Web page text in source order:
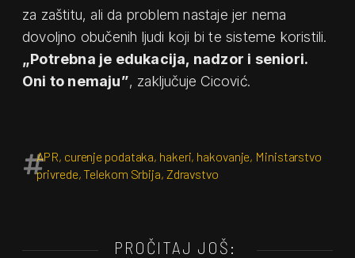
za zaštitu, ali da problem nastaje jer nema
dovoljno obučenih ljudi koji bi te sisteme koristili.
„Potrebna je edukacija, nadzor i seniori.
Oni to nemaju”, zaključuje Cicović.
APR, curenje podataka, hakeri, hakovanje, Ministarstvo
privrede,Telekom Srbija, Zdravstvo
PROČITAJ JOŠ: